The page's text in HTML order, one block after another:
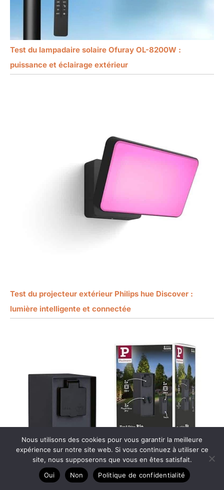
Test du lampadaire solaire Ofuray OL-8200W :
puissance et éclairage extérieur
Test du projecteur extérieur Philips hue Discover :
lumière intelligente et connectée
Nous utilisons des cookies pour vous garantir la meilleure
expérience sur notre site web. Si vous continuez à utiliser ce
site, nous supposerons que vous en êtes satisfait.
Oui
Non Politique de confidentialité